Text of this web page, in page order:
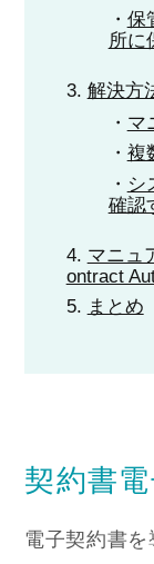
保
所に
解決方
マ
複
シ
確認
マニュ
ontract
まとめ
契約書
電子契約書